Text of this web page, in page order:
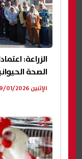
الزراعة:
الصحة
الإثنين 19/01/2026 10:07 ص